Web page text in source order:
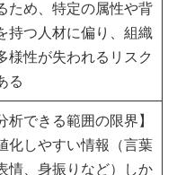
ため、特定の属性や背
持つ人材に偏り、組織
様性が失われるリスク
る
析できる範囲の限界】
化しやすい情報（言葉
情、身振りなど）しか